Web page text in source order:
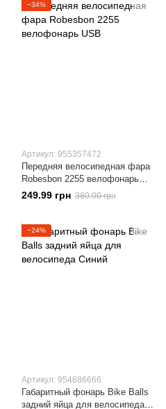
−34%
Артикул: 955357472
Передняя велосипедная фара
Robesbon 2255 велофонарь
USB
249.99 грн 380.00 грн
−24%
Артикул: 954686666
Габаритный фонарь Bike Balls
задний яйца для велосипеда